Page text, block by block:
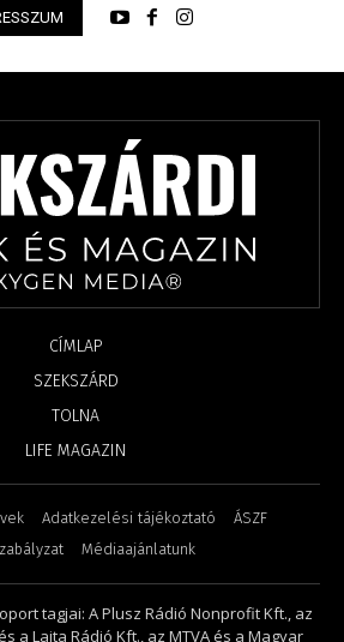
CÍMLAP
SZEKSZÁRD
TOLNA
LIFE MAGAZIN
Adatkezelési tájékoztató
ÁSZF
Médiaajánlatunk
tagjai: A Plusz Rádió Nonprofit Kft., az
a Lajta Rádió Kft., az MTVA és a Magyar